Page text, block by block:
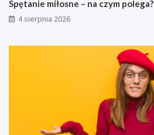
Spętanie miłosne – na czym polega?
4 sierpnia 2026